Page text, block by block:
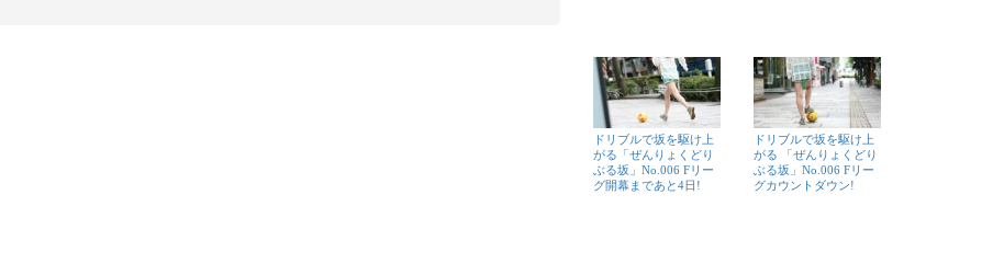
ドリブルで坂を駆け上
がる「ぜんりょくどり
ぶる坂」No.006 Fリー
グ開幕まであと4日!
ドリブルで坂を駆け上
がる 「ぜんりょくどり
ぶる坂」No.006 Fリー
グカウントダウン!